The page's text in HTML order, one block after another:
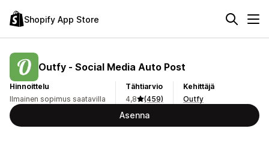
Shopify App Store
Outfy ‑ Social Media Auto Post
Hinnoittelu
Ilmainen sopimus saatavilla
Tähtiarvio
4,8
(459)
Kehittäjä
Outfy
Asenna